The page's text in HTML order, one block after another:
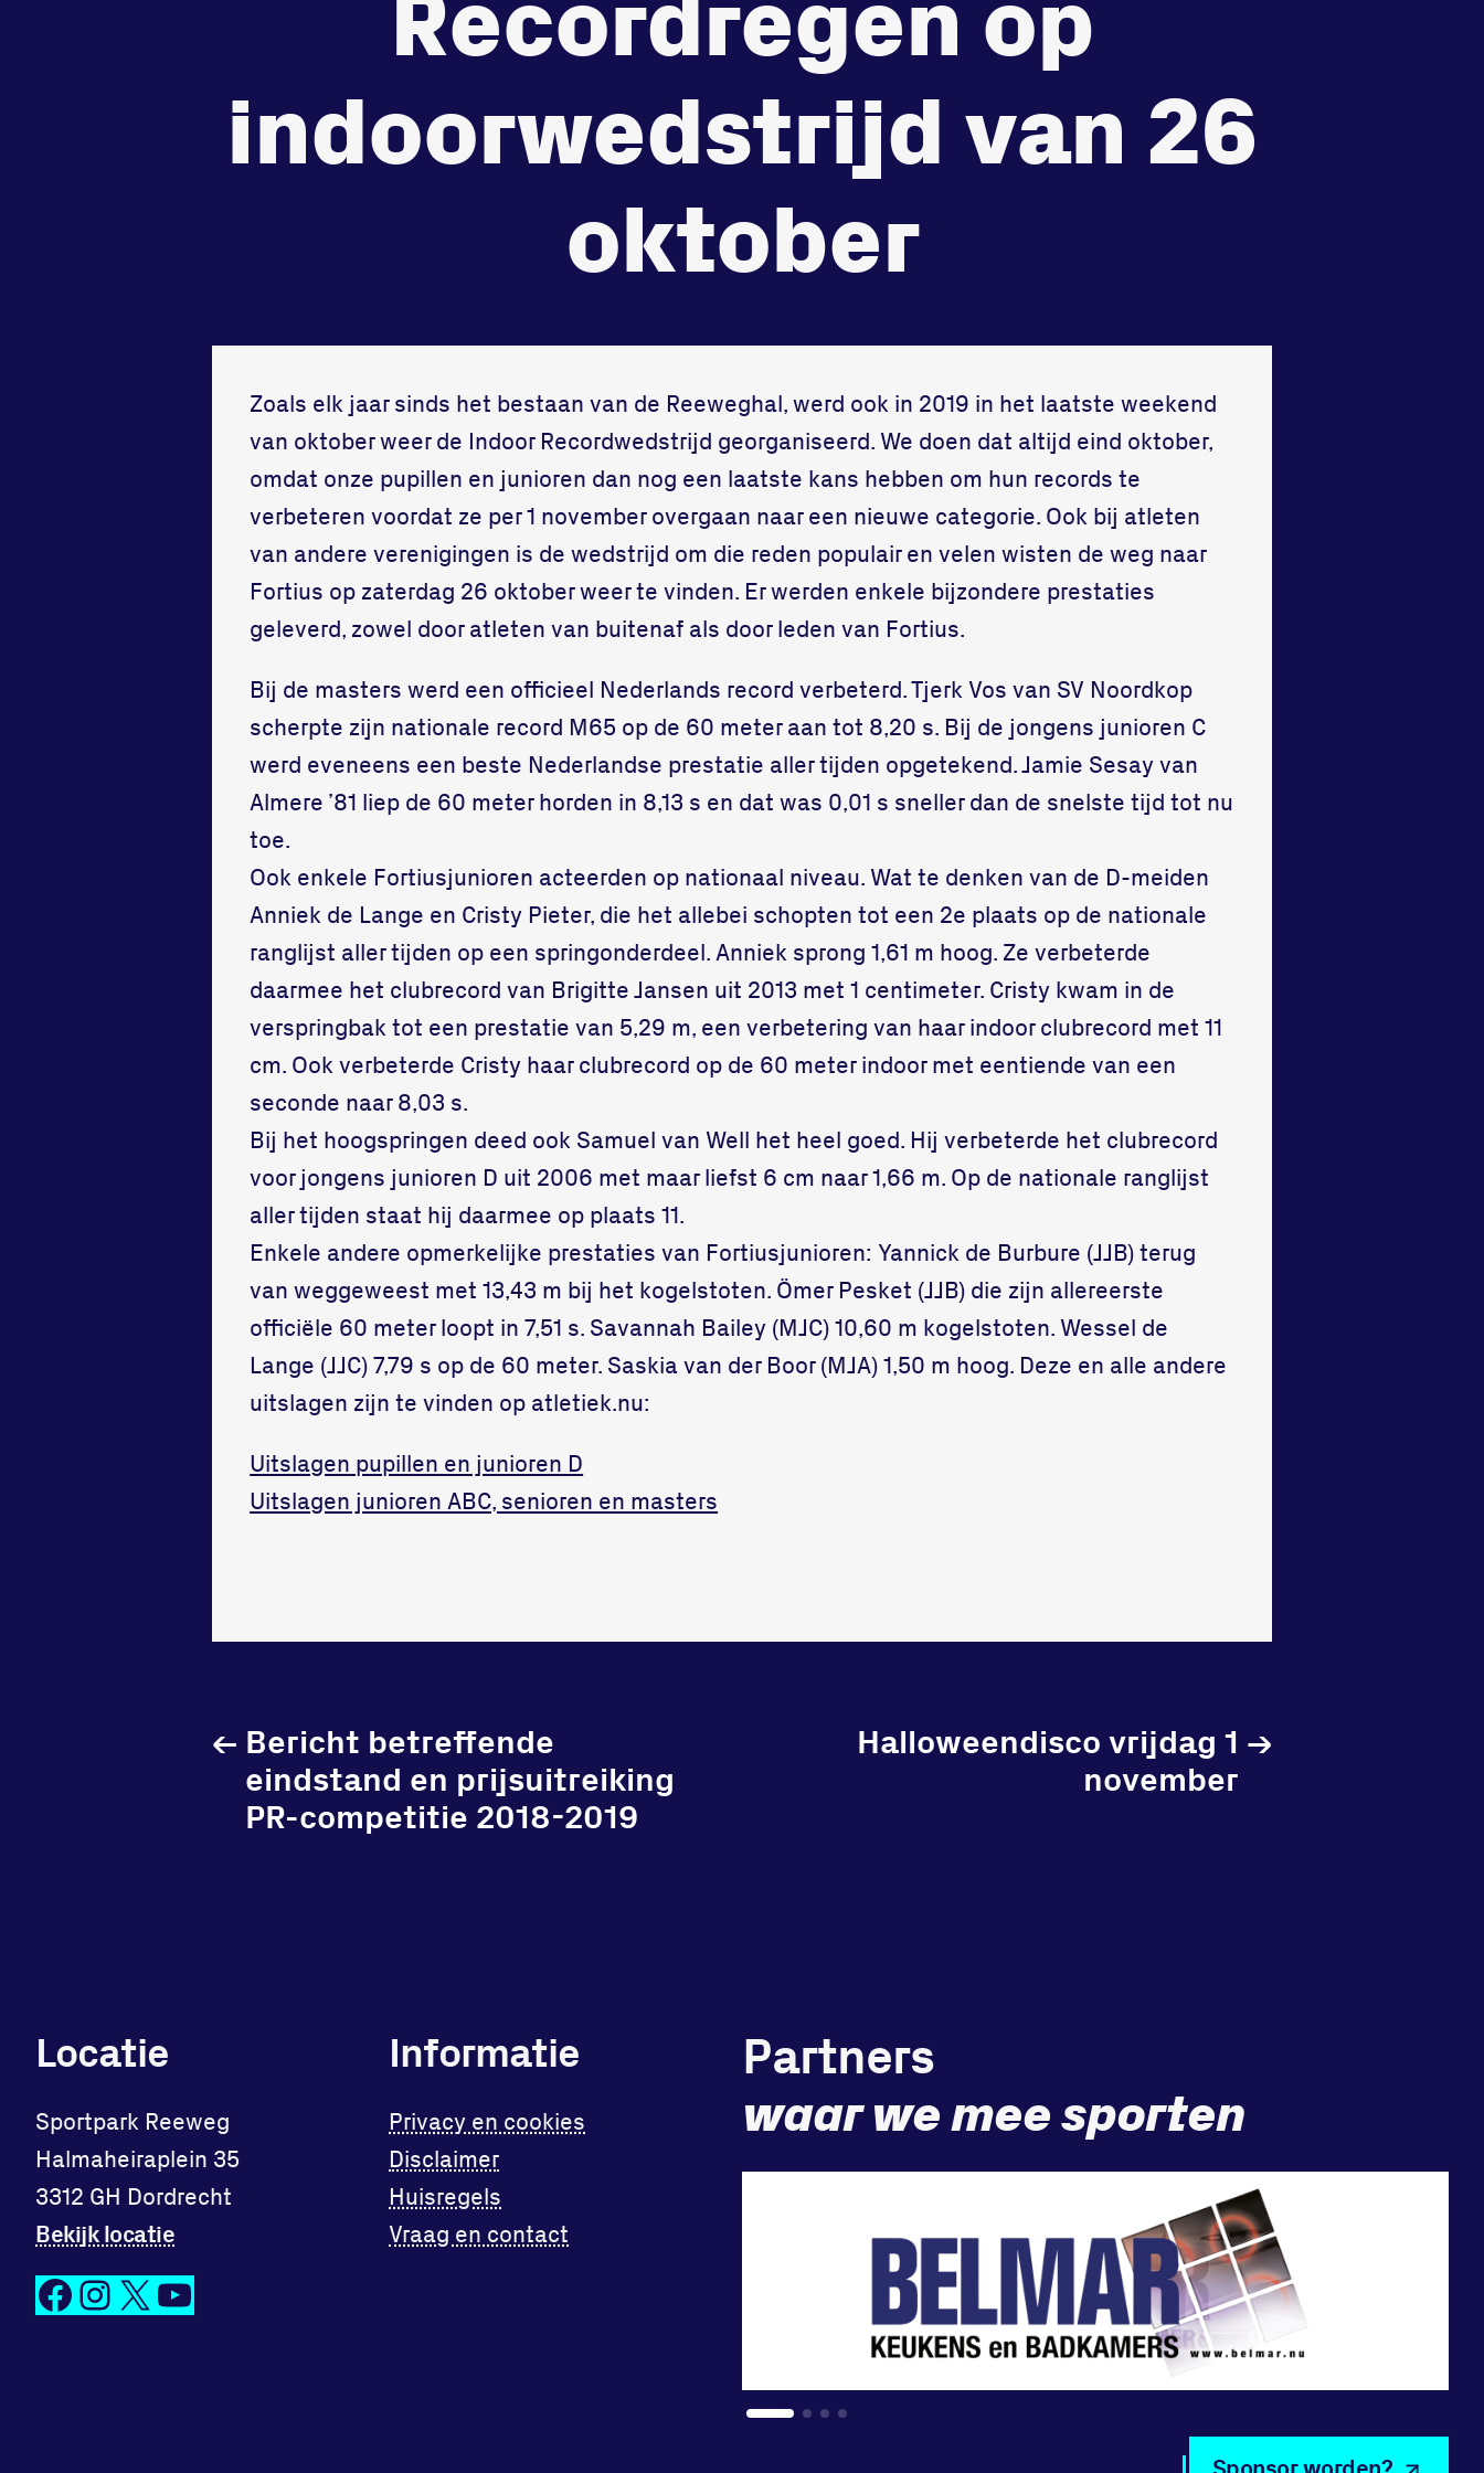
samen onze gym
3312 GH Dordrecht
Bekijk locatie
indoorwedstrijd van 26
oktober
Zoals elk jaar sinds het bestaan van de Reeweghal, werd ook in 2019 in het laatste weekend
van oktober weer de Indoor Recordwedstrijd georganiseerd. We doen dat altijd eind oktober,
omdat onze pupillen en junioren dan nog een laatste kans hebben om hun records te
verbeteren voordat ze per 1 november overgaan naar een nieuwe categorie. Ook bij atleten
van andere verenigingen is de wedstrijd om die reden populair en velen wisten de weg naar
Fortius op zaterdag 26 oktober weer te vinden. Er werden enkele bijzondere prestaties
geleverd, zowel door atleten van buitenaf als door leden van Fortius.
Bij de masters werd een officieel Nederlands record verbeterd. Tjerk Vos van SV Noordkop
scherpte zijn nationale record M65 op de 60 meter aan tot 8,20 s. Bij de jongens junioren C
werd eveneens een beste Nederlandse prestatie aller tijden opgetekend. Jamie Sesay van
Almere ’81 liep de 60 meter horden in 8,13 s en dat was 0,01 s sneller dan de snelste tijd tot nu
toe.
Ook enkele Fortiusjunioren acteerden op nationaal niveau. Wat te denken van de D-meiden
Anniek de Lange en Cristy Pieter, die het allebei schopten tot een 2e plaats op de nationale
ranglijst aller tijden op een springonderdeel. Anniek sprong 1,61 m hoog. Ze verbeterde
daarmee het clubrecord van Brigitte Jansen uit 2013 met 1 centimeter. Cristy kwam in de
verspringbak tot een prestatie van 5,29 m, een verbetering van haar indoor clubrecord met 11
cm. Ook verbeterde Cristy haar clubrecord op de 60 meter indoor met eentiende van een
seconde naar 8,03 s.
Bij het hoogspringen deed ook Samuel van Well het heel goed. Hij verbeterde het clubrecord
voor jongens junioren D uit 2006 met maar liefst 6 cm naar 1,66 m. Op de nationale ranglijst
aller tijden staat hij daarmee op plaats 11.
Enkele andere opmerkelijke prestaties van Fortiusjunioren: Yannick de Burbure (JJB) terug
van weggeweest met 13,43 m bij het kogelstoten. Ömer Pesket (JJB) die zijn allereerste
officiële 60 meter loopt in 7,51 s. Savannah Bailey (MJC) 10,60 m kogelstoten. Wessel de
Lange (JJC) 7,79 s op de 60 meter. Saskia van der Boor (MJA) 1,50 m hoog. Deze en alle andere
uitslagen zijn te vinden op atletiek.nu:
Uitslagen pupillen en junioren D
Uitslagen junioren ABC, senioren en masters
Bericht betreffende
eindstand en prijsuitreiking
PR-competitie 2018-2019
←
Halloweendisco vrijdag 1
november
→
Locatie
Sportpark Reeweg
Halmaheiraplein 35
3312 GH Dordrecht
Bekijk locatie
Facebook Instagram X YouTube
Informatie
Privacy en cookies
Disclaimer
Huisregels
Vraag en contact
Partners
waar we mee sporten
Sponsor worden?